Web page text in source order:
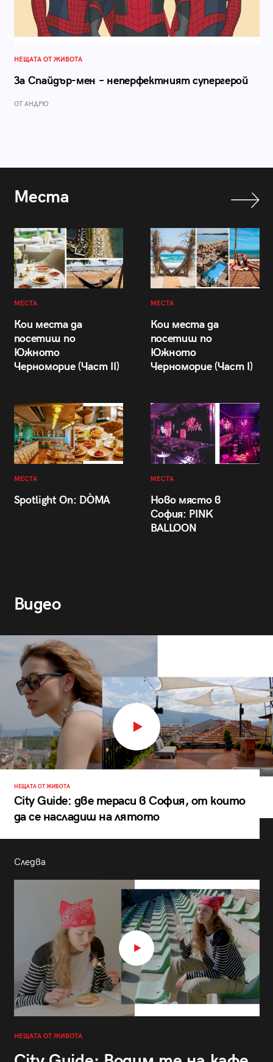
НЕЩАТА ОТ ЖИВОТА
За Спайдър-мен – неперфектният супергерой
ОТ АНДРЮ
Места
МЕСТА
Кои места да
посетиш по
Южното
Черноморие (Част II)
МЕСТА
Кои места да
посетиш по
Южното
Черноморие (Част I)
МЕСТА
Spotlight On: DÒMA
МЕСТА
Ново място в
София: PINK
BALLOON
Видео
НЕЩАТА ОТ ЖИВОТА
City Guide: две тераси в София, от които
да се насладиш на лятото
Следва
НЕЩАТА ОТ ЖИВОТА